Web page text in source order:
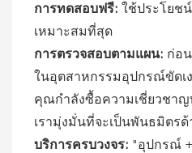
การทดสอบฟรี: ใช้ประโยช
เหมาะสมที่สุด
การตรวจสอบตามแผน: ก่อ
ในอุตสาหกรรมอุปกรณ์ขัดเ
คุณกำลังซื้อความเชี่ยวชาญ
เรามุ่งมั่นที่จะเป็นพันธมิตร
บริการครบวงจร: "อุปกรณ์ +